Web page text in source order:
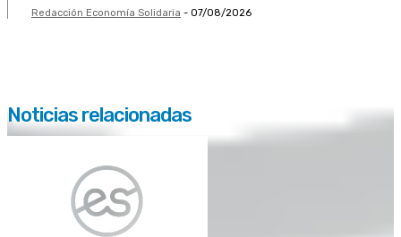
Redacción Economía Solidaria - 07/08/2026
Noticias relacionadas